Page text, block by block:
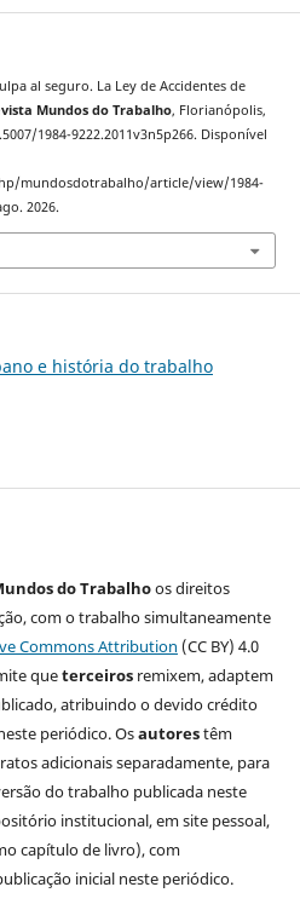
al seguro. La Ley de Accidentes de
Mundos do Trabalho, Florianópolis,
1984-9222.2011v3n5p266. Disponível
mundosdotrabalho/article/view/1984-
2026.
e história do trabalho
do Trabalhoos direitos
com o trabalho simultaneamente
Commons Attribution (CC BY) 4.0
queterceirosremixem, adaptem
atribuindo o devido crédito
periódico. Osautorestêm
adicionais separadamente, para
do trabalho publicada neste
institucional, em site pessoal,
capítulo de livro), com
inicial neste periódico.